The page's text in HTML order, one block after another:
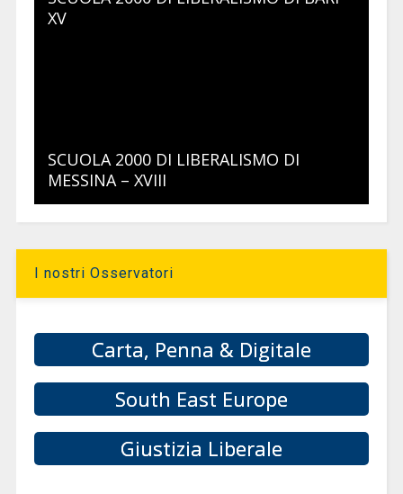
XV
SCUOLA 2000 DI LIBERALISMO DI
MESSINA – XVIII
I nostri Osservatori
Carta, Penna & Digitale
South East Europe
Giustizia Liberale